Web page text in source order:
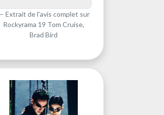
Extrait de l'avis complet sur
Rockyrama 19 Tom Cruise,
Brad Bird